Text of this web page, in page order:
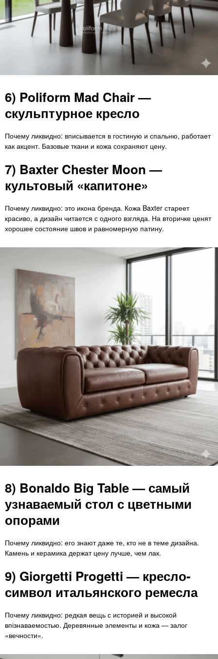
6) Poliform Mad Chair —
скульптурное кресло
Почему ликвидно: вписывается в гостиную и спальню, работает
как акцент. Базовые ткани и кожа сохраняют цену.
7) Baxter Chester Moon —
культовый «капитоне»
Почему ликвидно: это икона бренда. Кожа Baxter стареет
красиво, а дизайн читается с одного взгляда. На вторичке ценят
хорошее состояние швов и равномерную патину.
8) Bonaldo Big Table — самый
узнаваемый стол с цветными
опорами
Почему ликвидно: его знают даже те, кто не в теме дизайна.
Камень и керамика держат цену лучше, чем лак.
9) Giorgetti Progetti — кресло-
символ итальянского ремесла
Почему ликвидно: редкая вещь с историей и высокой
впізнаваемостью. Деревянные элементы и кожа — залог
«вечности».